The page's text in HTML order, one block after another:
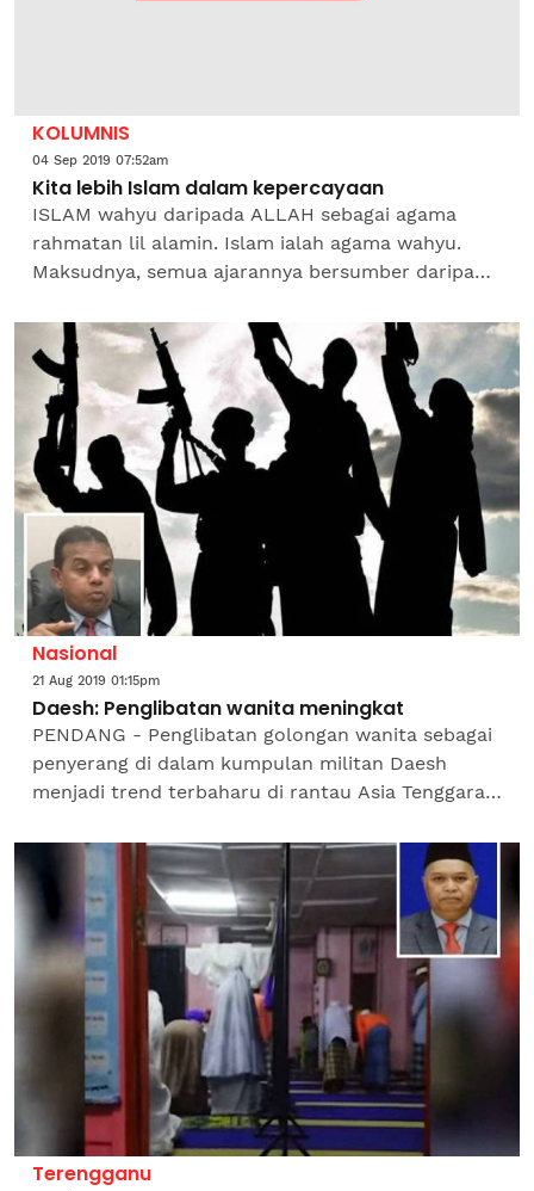
KOLUMNIS
04 Sep 2019 07:52am
Kita lebih Islam dalam kepercayaan
ISLAM wahyu daripada ALLAH sebagai agama
rahmatan lil alamin. Islam ialah agama wahyu.
Maksudnya, semua ajarannya bersumber daripada
Rasulullah SAW melalui...
Nasional
21 Aug 2019 01:15pm
Daesh: Penglibatan wanita meningkat
PENDANG - Penglibatan golongan wanita sebagai
penyerang di dalam kumpulan militan Daesh
menjadi trend terbaharu di rantau Asia Tenggara.
Terrorism (E8),...
Terengganu